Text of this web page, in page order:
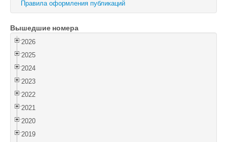
Поиск
Войти
Правила оформления публикаций
Вышедшие номера
2026
2025
2024
2023
2022
2021
2020
2019